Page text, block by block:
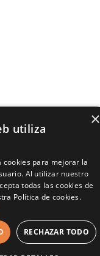
×
utiliza
cookies para mejorar la
Al utilizar nuestro
todas las cookies de
Política de cookies.
RECHAZAR TODO